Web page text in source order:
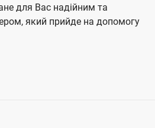
для Вас надійним та
який прийде на допомогу